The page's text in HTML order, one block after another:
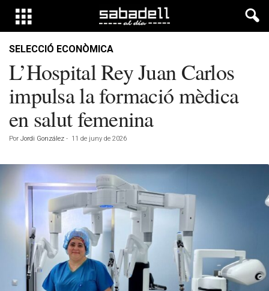
SELECCIÓ ECONÒMICA
L’Hospital Rey Juan Carlos
impulsa la formació mèdica
en salut femenina
Por Jordi González - 11 de juny de 2026